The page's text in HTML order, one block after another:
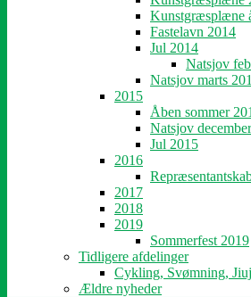
Kunstgræsplæne
Fastelavn 2014
Jul 2014
Natsjov
Natsjov marts
2015
Åben sommer
Natsjov
Jul 2015
2016
2017
2018
2019
Sommerfest 2019
Tidligere afdelinger
Cykling, Svømning,
Ældre nyheder